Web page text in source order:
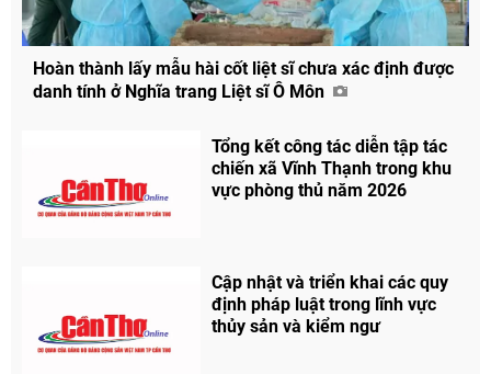
Hoàn thành lấy mẫu hài cốt liệt sĩ chưa xác định được
danh tính ở Nghĩa trang Liệt sĩ Ô Môn
Tổng kết công tác diễn tập tác
chiến xã Vĩnh Thạnh trong khu
vực phòng thủ năm 2026
Cập nhật và triển khai các quy
định pháp luật trong lĩnh vực
thủy sản và kiểm ngư